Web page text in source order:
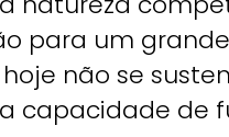
para um
não se
capacidade de